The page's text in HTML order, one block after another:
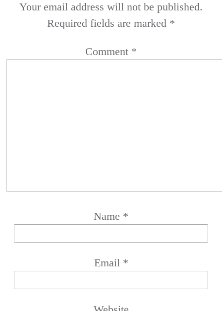
Your email address will not be published.
Required fields are marked *
Comment *
Name *
Email *